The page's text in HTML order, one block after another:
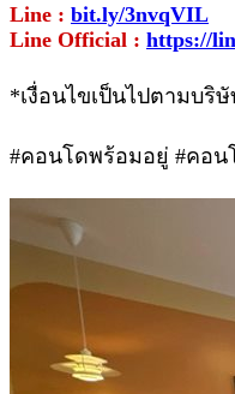
Line : bit.ly/3nvqVIL
Line Official : https://
*เงื่อนไขเป็นไปตามบริ
#คอนโดพร้อมอยู่ #คอน